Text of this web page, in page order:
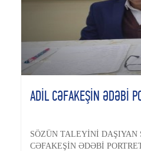
ADİL CƏFAKEŞİN ƏDƏBİ
SÖZÜN TALEYİNİ
CƏFAKEŞİN ƏDƏBİ